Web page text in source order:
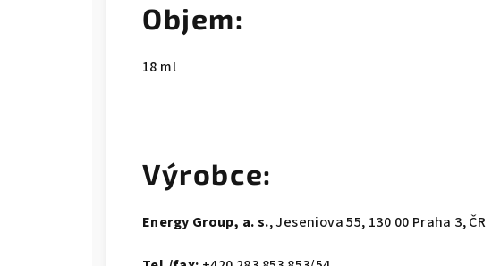
Objem:
18 ml
Výrobce:
Energy Group, a. s., Jeseniova 55, 130 00 Praha 3, ČR